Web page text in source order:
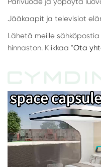
Jääkaapit ja televisiot
Lähetä meille
hinnaston. Klikkaa "Ota